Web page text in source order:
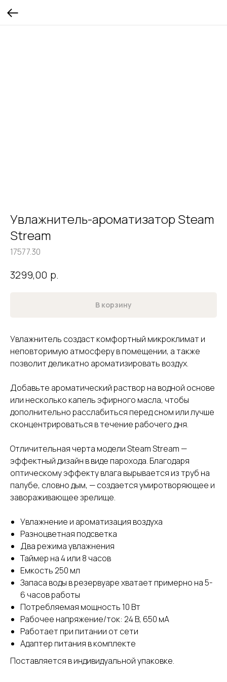
Увлажнитель-ароматизатор Steam
Stream
17577.30
3299,00 р.
В корзину
Увлажнитель создаст комфортный микроклимат и
неповторимую атмосферу в помещении, а также
позволит деликатно ароматизировать воздух.
Добавьте ароматический раствор на водной основе
или несколько капель эфирного масла, чтобы
дополнительно расслабиться перед сном или лучше
сконцентрироваться в течение рабочего дня.
Отличительная черта модели Steam Stream —
эффектный дизайн в виде парохода. Благодаря
оптическому эффекту влага вырывается из труб на
палубе, словно дым, — создается умиротворяющее и
завораживающее зрелище.
Увлажнение и ароматизация воздуха
Разноцветная подсветка
Два режима увлажнения
Таймер на 4 или 8 часов
Емкость 250 мл
Запаса воды в резервуаре хватает примерно на 5-
6 часов работы
Потребляемая мощность 10 Вт
Рабочее напряжение/ток: 24 В, 650 мА
Работает при питании от сети
Адаптер питания в комплекте
Поставляется в индивидуальной упаковке.